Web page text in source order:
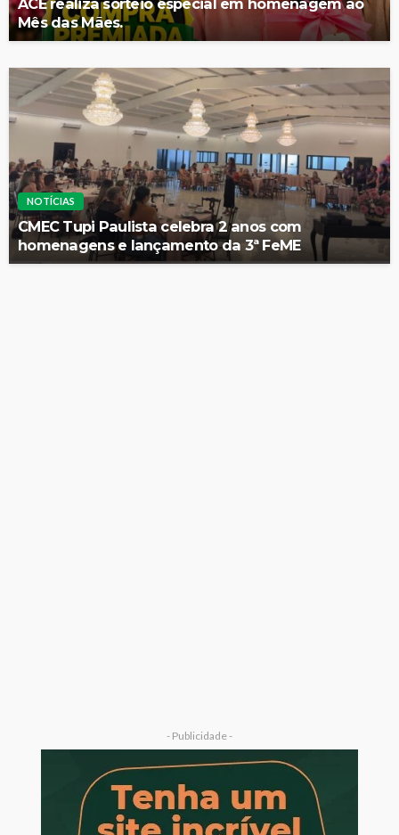
ACE realiza sorteio especial em homenagem ao
Mês das Mães.
NOTÍCIAS
CMEC Tupi Paulista celebra 2 anos com
homenagens e lançamento da 3ª FeME
- Publicidade -